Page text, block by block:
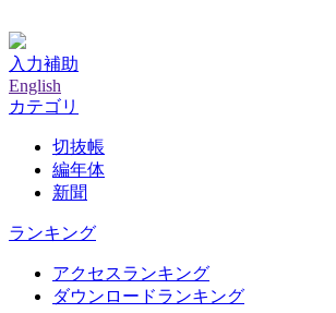
入力補助
English
カテゴリ
切抜帳
編年体
新聞
ランキング
アクセスランキング
ダウンロードランキング